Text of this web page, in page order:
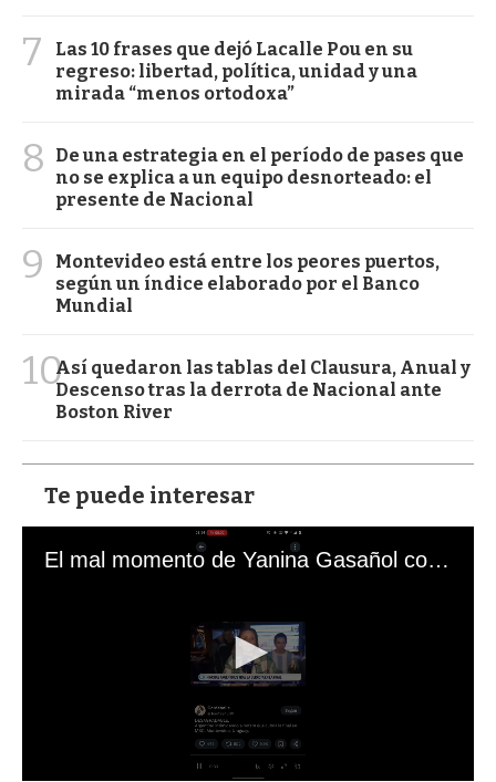
7
Las 10 frases que dejó Lacalle Pou en su
regreso: libertad, política, unidad y una
mirada “menos ortodoxa”
8
De una estrategia en el período de pases que
no se explica a un equipo desnorteado: el
presente de Nacional
9
Montevideo está entre los peores puertos,
según un índice elaborado por el Banco
Mundial
10Así quedaron las tablas del Clausura, Anual y
Descenso tras la derrota de Nacional ante
Boston River
Te puede interesar
El mal momento de Yanina Gasañol con un hincha argentino en "Subrayado"